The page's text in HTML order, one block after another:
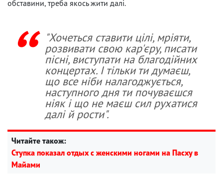
обставини, треба якось жити далі.
"Хочеться ставити цілі, мріяти,
розвивати свою кар'єру, писати
пісні, виступати на благодійних
концертах. І тільки ти думаєш,
що все ніби налагоджується,
наступного дня ти почуваєшся
ніяк і що не маєш сил рухатися
далі й рости".
Читайте також:
Ступка показал отдых с женскими ногами на Пасху в
Майами